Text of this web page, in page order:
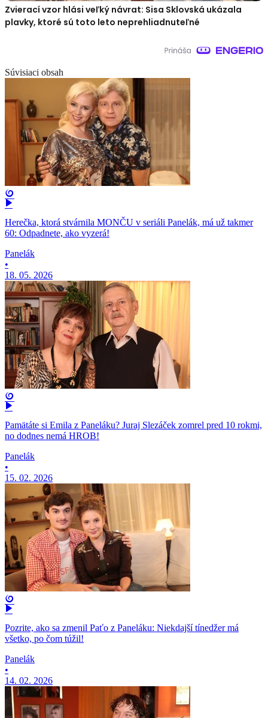
Zvierací vzor hlási veľký návrat: Sisa Sklovská ukázala
plavky, ktoré sú toto leto neprehliadnuteľné
Súvisiaci obsah
Herečka, ktorá stvárnila MONČU v seriáli Panelák, má už takmer
60: Odpadnete, ako vyzerá!
Panelák
•
18. 05. 2026
Pamätáte si Emila z Paneláku? Juraj Slezáček zomrel pred 10 rokmi,
no dodnes nemá HROB!
Panelák
•
15. 02. 2026
Pozrite, ako sa zmenil Paťo z Paneláku: Niekdajší tínedžer má
všetko, po čom túžil!
Panelák
•
14. 02. 2026